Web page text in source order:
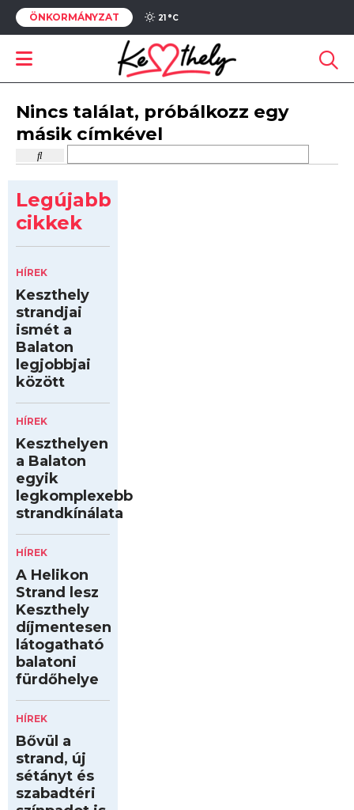
ÖNKORMÁNYZAT 21 °C
Nincs találat, próbálkozz egy
másik címkével
Legújabb
cikkek
HÍREK
Keszthely
strandjai
ismét a
Balaton
legjobbjai
között
HÍREK
Keszthelyen
a Balaton
egyik
legkomplexebb
strandkínálata
HÍREK
A Helikon
Strand lesz
Keszthely
díjmentesen
látogatható
balatoni
fürdőhelye
HÍREK
Bővül a
strand, új
sétányt és
szabadtéri